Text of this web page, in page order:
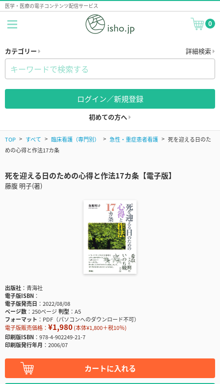
医学・医療の電子コンテンツ配信サービス
0
カテゴリー 詳細検索
ログイン／新規登録
初めての方へ
TOP すべて 臨床看護（専門別） 急性・重症患者看護
死を迎える日のた
めの心得と作法17カ条
死を迎える日のための心得と作法17カ条【電子版】
藤腹 明子(著)
出版社
青海社
電子版ISBN
電子版発売日
2022/08/08
ページ数
250ページ判型
A5
フォーマット
PDF（パソコンへのダウンロード不可）
電子版販売価格： ¥1,980(本体¥1,800＋税10％)
印刷版ISBN
978-4-902249-21-7
印刷版発行年月
2006/07
カートに入れる